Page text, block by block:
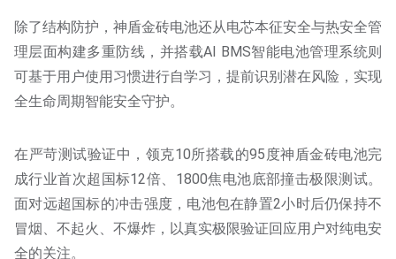
除了结构防护，神盾金砖电池还从电芯本征安全与热安全管
理层面构建多重防线，并搭载AI BMS智能电池管理系统则
可基于用户使用习惯进行自学习，提前识别潜在风险，实现
全生命周期智能安全守护。
在严苛测试验证中，领克10所搭载的95度神盾金砖电池完
成行业首次超国标12倍、1800焦电池底部撞击极限测试。
面对远超国标的冲击强度，电池包在静置2小时后仍保持不
冒烟、不起火、不爆炸，以真实极限验证回应用户对纯电安
全的关注。